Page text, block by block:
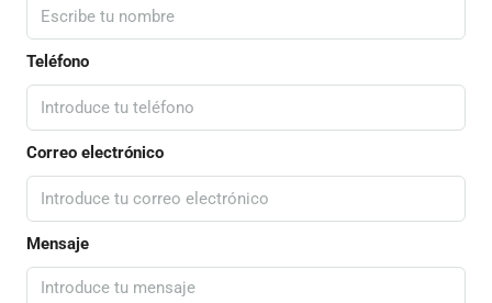
Teléfono
Correo electrónico
Mensaje